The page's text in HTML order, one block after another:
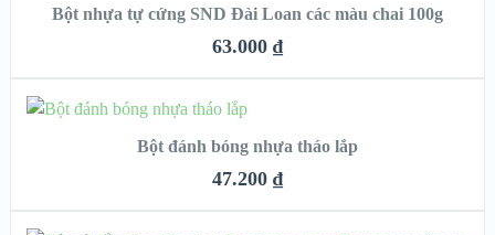
QUICK LOOK
VIEW DETAILS
Bột nhựa tự cứng SND Đài Loan các màu chai 100g
63.000 ₫
QUICK LOOK
THÊM VÀO GIỎ HÀNG
Bột đánh bóng nhựa tháo lắp
47.200 ₫